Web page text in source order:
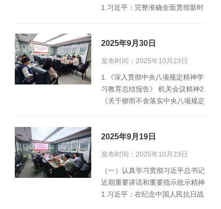
1.习近平：完整准确全面贯彻新时
2025年9月30日
发布时间：2025年10月23日
1.《深入贯彻中央八项规定精神学
习教育总结报告》 机关会议精神2.
《关于锲而不舍落实中央八项规定
2025年9月19日
发布时间：2025年10月23日
（一）认真学习贯彻习近平总书记
近期重要讲话和重要指示批示精神
1.习近平：在纪念中国人民抗日战